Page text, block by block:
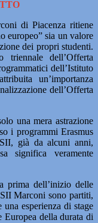
di Piacenza ritiene
europeo” sia un valore
dei propri studenti.
triennale dell’Offerta
dell’Istituto
un’importanza
dell’Offerta
una mera astrazione
i programmi Erasmus
già da alcuni anni,
significa veramente
prima dell’inizio delle
Marconi sono partiti,
esperienza di stage
della durata di